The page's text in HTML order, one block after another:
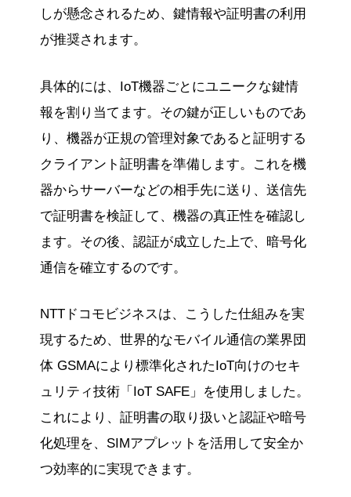
しが懸念されるため、鍵情報や証明書の利用
が推奨されます。
具体的には、IoT機器ごとにユニークな鍵情
報を割り当てます。その鍵が正しいものであ
り、機器が正規の管理対象であると証明する
クライアント証明書を準備します。これを機
器からサーバーなどの相手先に送り、送信先
で証明書を検証して、機器の真正性を確認し
ます。その後、認証が成立した上で、暗号化
通信を確立するのです。
NTTドコモビジネスは、こうした仕組みを実
現するため、世界的なモバイル通信の業界団
体 GSMAにより標準化されたIoT向けのセキ
ュリティ技術「IoT SAFE」を使用しました。
これにより、証明書の取り扱いと認証や暗号
化処理を、SIMアプレットを活用して安全か
つ効率的に実現できます。